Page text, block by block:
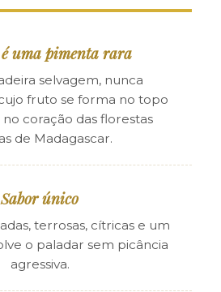
uma pimenta rara
selvagem, nunca
fruto se forma no topo
no coração das florestas
de Madagascar.
Sabor único
terrosas, cítricas e um
o paladar sem picância
agressiva.